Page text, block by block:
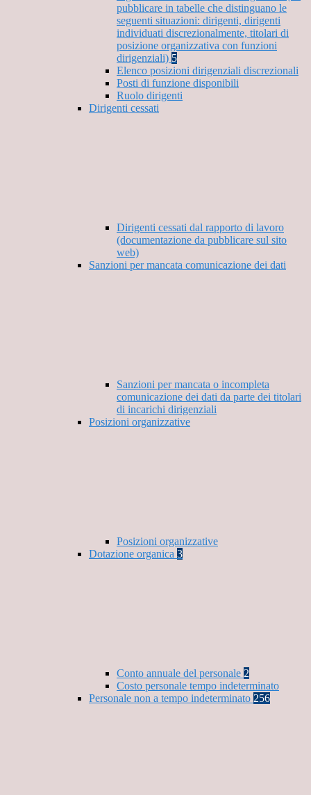
pubblicare in tabelle che distinguano le
seguenti situazioni: dirigenti, dirigenti
individuati discrezionalmente, titolari di
posizione organizzativa con funzioni
dirigenziali) 5
Elenco posizioni dirigenziali discrezionali
Posti di funzione disponibili
Ruolo dirigenti
Dirigenti cessati
Dirigenti cessati dal rapporto di lavoro
(documentazione da pubblicare sul sito
web)
Sanzioni per mancata comunicazione dei dati
Sanzioni per mancata o incompleta
comunicazione dei dati da parte dei titolari
di incarichi dirigenziali
Posizioni organizzative
Posizioni organizzative
Dotazione organica 3
Conto annuale del personale 2
Costo personale tempo indeterminato
Personale non a tempo indeterminato 256